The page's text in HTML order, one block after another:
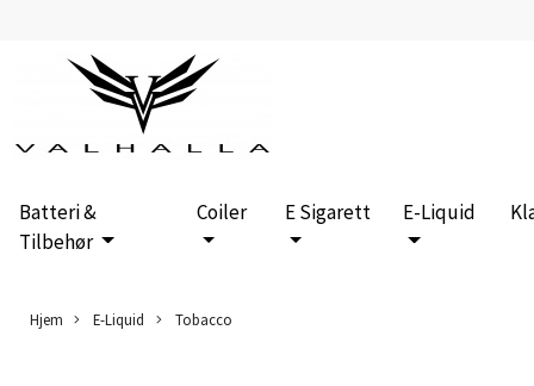
Batteri &
Tilbehør
Coiler E Sigarett E-Liquid
Hjem E-Liquid Tobacco